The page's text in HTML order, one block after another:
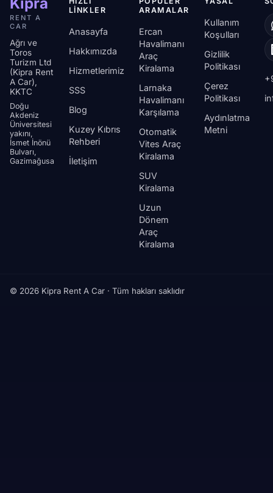
RENT A
CAR
Ağrı ve
Toros
Turizm Ltd
(Kipra Rent
A Car),
KKTC
Doğu
Akdeniz
Üniversitesi
yakını,
İsmet İnönü
Bulvarı,
Gazimağusa
LINKLER
Anasayfa
Hakkımızda
Hizmetlerimiz
SSS
Blog
Kuzey Kıbrıs
Rehberi
İletişim
ARAMALAR
Ercan
Havalimanı
Araç
Kiralama
Larnaka
Havalimanı
Karşılama
Otomatik
Vites Araç
Kiralama
SUV
Kiralama
Uzun
Dönem
Araç
Kiralama
Kullanım
Koşulları
Gizlilik
Politikası
Çerez
Politikası
Aydınlatma
Metni
© 2026 Kipra Rent A Car · Tüm hakları saklıdır